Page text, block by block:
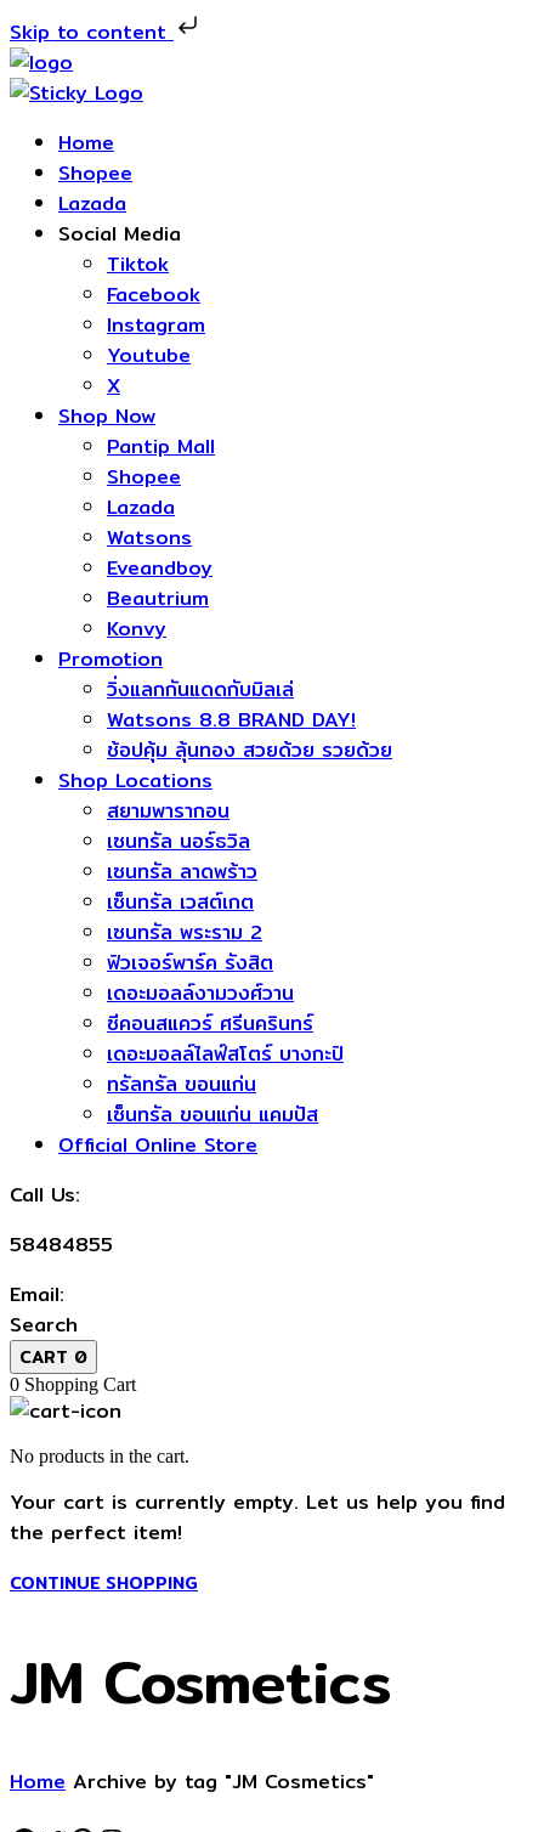
Skip to content
Home
Shopee
Lazada
Social Media
Tiktok
Facebook
Instagram
Youtube
X
Shop Now
Pantip Mall
Shopee
Lazada
Watsons
Eveandboy
Beautrium
Konvy
Promotion
วิ่งแลกกันแดดกับมิลเล่
Watsons 8.8 BRAND DAY!
ช้อปคุ้ม ลุ้นทอง สวยด้วย รวยด้วย
Shop Locations
สยามพารากอน
เซนทรัล นอร์ธวิล
เซนทรัล ลาดพร้าว
เซ็นทรัล เวสต์เกต
เซนทรัล พระราม 2
ฟิวเจอร์พาร์ค รังสิต
เดอะมอลล์งามวงศ์วาน
ซีคอนสแควร์​ ศรีนครินทร์
เดอะมอลล์ไลฟ์สโตร์ บางกะปิ
ทรัลทรัล ขอนแก่น
เซ็นทรัล ขอนแก่น แคมปัส
Official Online Store
Call Us:
58484855
Email:
Search
CART 0
0 Shopping Cart
No products in the cart.
Your cart is currently empty. Let us help you find
the perfect item!
CONTINUE SHOPPING
JM Cosmetics
Home Archive by tag "JM Cosmetics"